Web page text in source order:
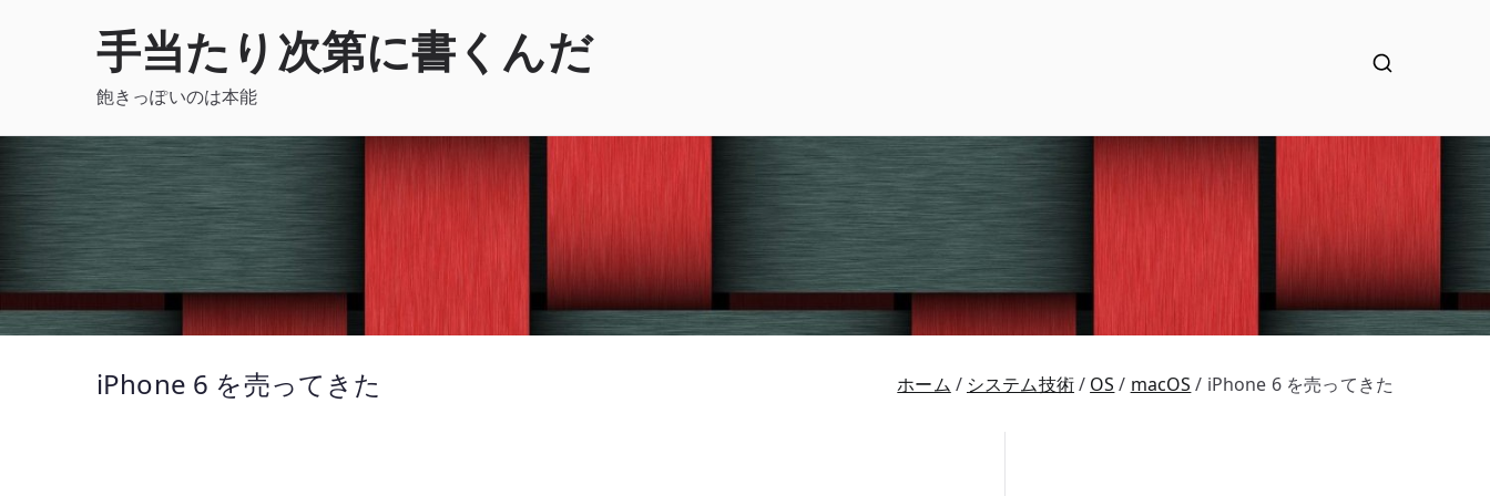
手当たり次第に書くんだ
飽きっぽいのは本能
iPhone 6 を売ってきた ホーム システム技術 OS macOS iPhone 6 を売ってきた